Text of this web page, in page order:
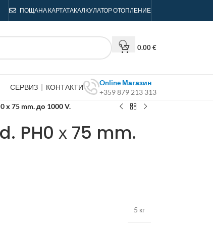
ПОЩАНА КАРТАТАКАЛКУЛАТОР ОТОПЛЕНИЕ
0.00€
СЕРВИЗ | КОНТАКТИ
Online Магазин
+359 879 213 313
х 75 mm. до 1000 V.
PH0 х 75 mm.
5 кг